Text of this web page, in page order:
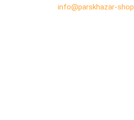
info@parskhazar-shop